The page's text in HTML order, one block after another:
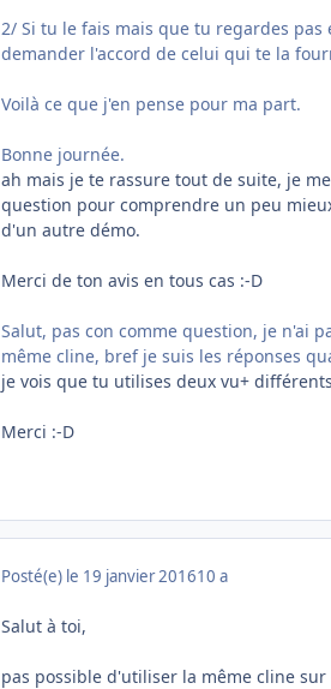
2/ Si tu le fais mais que tu regardes
demander l'accord de celui qui te la
Voilà ce que j'en pense pour ma part.
Bonne journée.
ah mais je te rassure tout de suite, je
question pour comprendre un peu
d'un autre démo.
Merci de ton avis en tous cas :-D
Salut, pas con comme question, je n'ai
même cline, bref je suis les réponses
je vois que tu utilises deux vu+
Merci :-D
Posté(e) le 19 janvier 201610 a
Salut à toi,
pas possible d'utiliser la même cline